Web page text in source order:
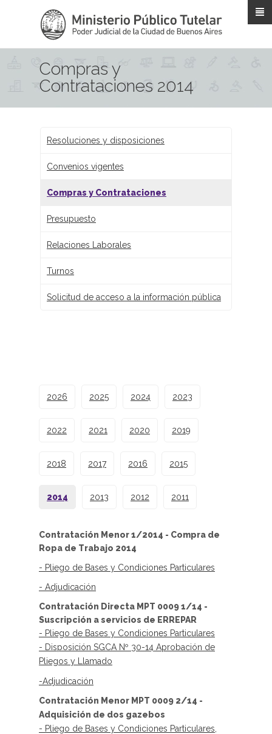
Compras y
Contrataciones 2014
Resoluciones y disposiciones
Convenios vigentes
Compras y Contrataciones
Presupuesto
Relaciones Laborales
Turnos
Solicitud de acceso a la información pública
2026 2025 2024 2023
2022 2021 2020 2019
2018 2017 2016 2015
2014 2013 2012 2011
Contratación Menor 1/2014 - Compra de
Ropa de Trabajo 2014
- Pliego de Bases y Condiciones Particulares
- Adjudicación
Contratación Directa MPT 0009 1/14 -
Suscripción a servicios de ERREPAR
- Pliego de Bases y Condiciones Particulares
- Disposición SGCA Nº 30-14 Aprobación de
Pliegos y Llamado
-Adjudicación
Contratación Menor MPT 0009 2/14 -
Adquisición de dos gazebos
- Pliego de Bases y Condiciones Particulares,